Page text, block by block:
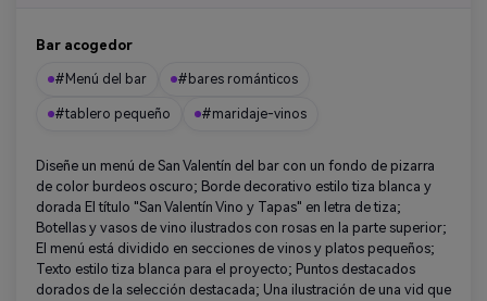
Bar acogedor
#Menú del bar #bares románticos
#tablero pequeño #maridaje-vinos
Diseñe un menú de San Valentín del bar con un fondo de pizarra
de color burdeos oscuro; Borde decorativo estilo tiza blanca y
dorada El título "San Valentín Vino y Tapas" en letra de tiza;
Botellas y vasos de vino ilustrados con rosas en la parte superior;
El menú está dividido en secciones de vinos y platos pequeños;
Texto estilo tiza blanca para el proyecto; Puntos destacados
dorados de la selección destacada; Una ilustración de una vid que